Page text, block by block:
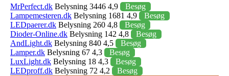
MrPerfect.dk Belysning 3446 4,9
Besøg
Lampemesteren.dk Belysning 1681 4,9
Besøg
LEDpaerer.dk Belysning 260 4,8
Besøg
Dioder-Online.dk Belysning 142 4,8
Besøg
AndLight.dk Belysning 840 4,5
Besøg
Lamper.dk Belysning 67 4,3
Besøg
LuxLight.dk Belysning 18 4,3
Besøg
LEDproff.dk Belysning 72 4,2
Besøg